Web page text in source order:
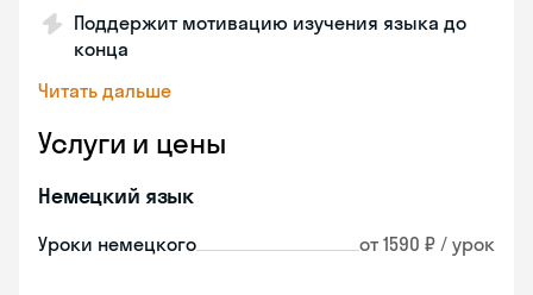
Поддержит мотивацию изучения языка до
конца
Читать дальше
Услуги и цены
Немецкий язык
Уроки немецкого от 1590 ₽ / урок